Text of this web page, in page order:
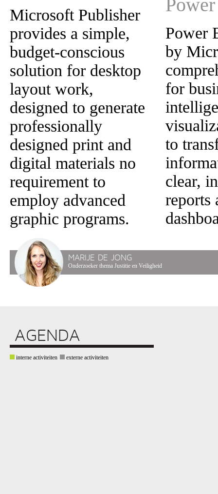
Microsoft Publisher
provides a simple,
budget-conscious
solution for desktop
layout work,
designed to generate
professionally
designed print and
digital materials no
requirement to
employ advanced
graphic programs.
Power
by
for
to
clear,
reports
MARIJE DE JONG
Onderzoeker thema Justitie en Veiligheid
AGENDA
interne activiteiten externe activiteiten